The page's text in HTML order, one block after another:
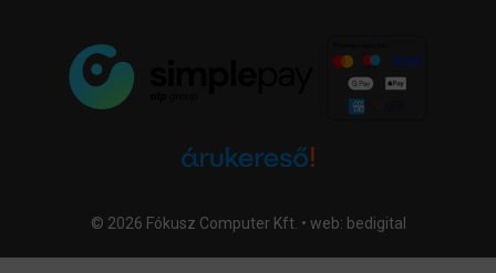
© 2026 Fókusz Computer Kft. • web: bedigital